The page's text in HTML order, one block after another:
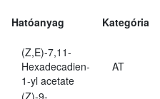
Hatóanyag Kategória
(Z,E)-7,11-
Hexadecadien-
1-yl acetate
AT